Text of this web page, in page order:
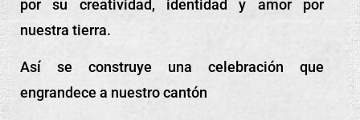
por su creatividad, identidad y amor por
nuestra tierra.
Así se construye una celebración que
engrandece a nuestro cantón